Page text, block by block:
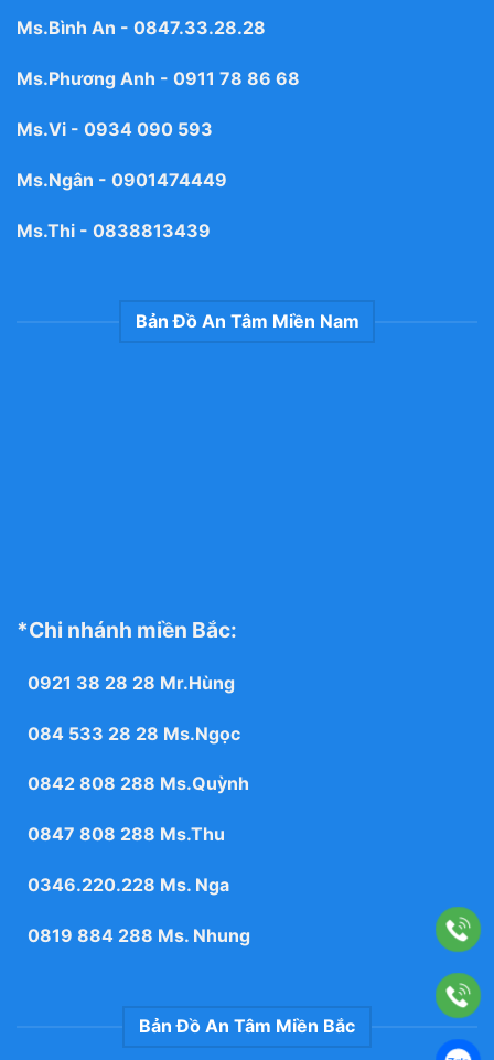
Ms.Bình An - 0847.33.28.28
Ms.Phương Anh - 0911 78 86 68
Ms.Vi - 0934 090 593
Ms.Ngân - 0901474449
Ms.Thi - 0838813439
Bản Đồ An Tâm Miền Nam
*Chi nhánh miền Bắc:
0921 38 28 28 Mr.Hùng
084 533 28 28 Ms.Ngọc
0842 808 288 Ms.Quỳnh
0847 808 288 Ms.Thu
0346.220.228 Ms. Nga
0819 884 288 Ms. Nhung
Bản Đồ An Tâm Miền Bắc